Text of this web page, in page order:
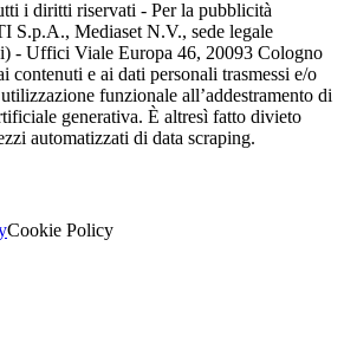
i diritti riservati - Per la pubblicità
S.p.A., Mediaset N.V., sede legale
- Uffici Viale Europa 46, 20093 Cologno
contenuti e ai dati personali trasmessi e/o
funzionale all’addestramento di
generativa. È altresì fatto divieto
automatizzati di data scraping.
Cookie Policy